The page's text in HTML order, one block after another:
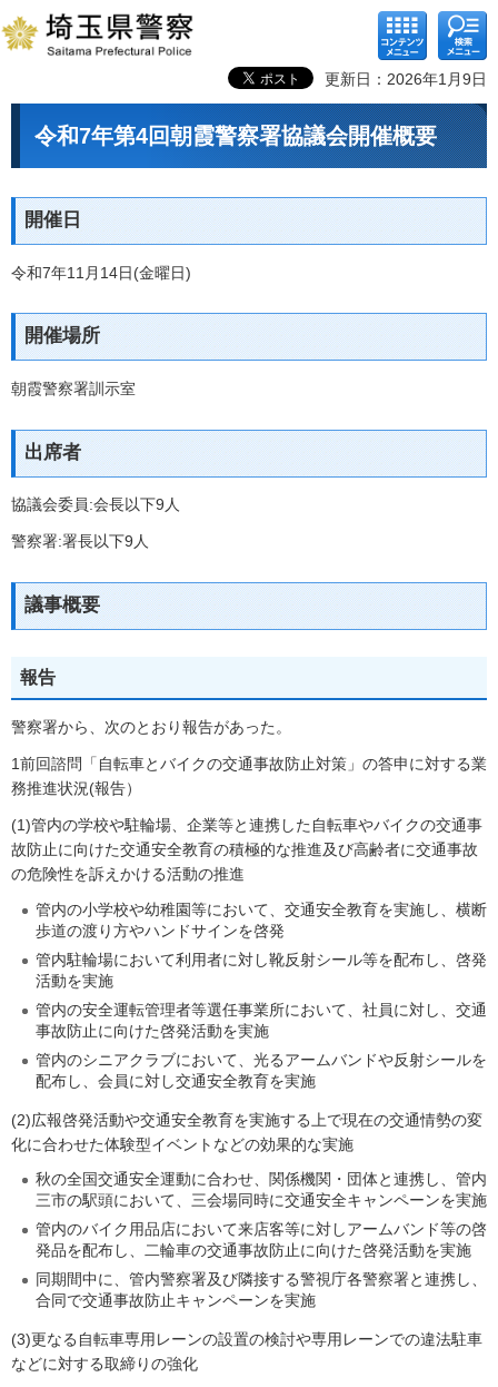
コンテ
ンツメ
ニュー
検索メ
ニュー
更新日：2026年1月9日
令和7年第4回朝霞警察署協議会開催概要
開催日
令和7年11月14日(金曜日)
開催場所
朝霞警察署訓示室
出席者
協議会委員:会長以下9人
警察署:署長以下9人
議事概要
報告
警察署から、次のとおり報告があった。
1前回諮問「自転車とバイクの交通事故防止対策」の答申に対する業
務推進状況(報告）
(1)管内の学校や駐輪場、企業等と連携した自転車やバイクの交通事
故防止に向けた交通安全教育の積極的な推進及び高齢者に交通事故
の危険性を訴えかける活動の推進
管内の小学校や幼稚園等において、交通安全教育を実施し、横断
歩道の渡り方やハンドサインを啓発
管内駐輪場において利用者に対し靴反射シール等を配布し、啓発
活動を実施
管内の安全運転管理者等選任事業所において、社員に対し、交通
事故防止に向けた啓発活動を実施
管内のシニアクラブにおいて、光るアームバンドや反射シールを
配布し、会員に対し交通安全教育を実施
(2)広報啓発活動や交通安全教育を実施する上で現在の交通情勢の変
化に合わせた体験型イベントなどの効果的な実施
秋の全国交通安全運動に合わせ、関係機関・団体と連携し、管内
三市の駅頭において、三会場同時に交通安全キャンペーンを実施
管内のバイク用品店において来店客等に対しアームバンド等の啓
発品を配布し、二輪車の交通事故防止に向けた啓発活動を実施
同期間中に、管内警察署及び隣接する警視庁各警察署と連携し、
合同で交通事故防止キャンペーンを実施
(3)更なる自転車専用レーンの設置の検討や専用レーンでの違法駐車
などに対する取締りの強化